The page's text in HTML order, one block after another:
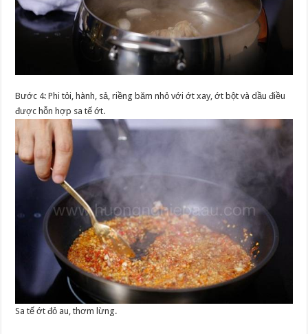
Bước 4: Phi tỏi, hành, sả, riềng băm nhỏ với ớt xay, ớt bột và dầu điều
được hỗn hợp sa tế ớt.
Sa tế ớt đỏ au, thơm lừng.